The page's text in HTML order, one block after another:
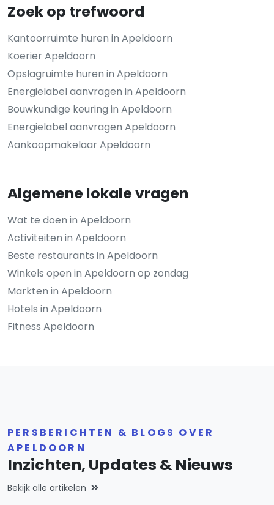
Zoek op trefwoord
Kantoorruimte huren in Apeldoorn
Koerier Apeldoorn
Opslagruimte huren in Apeldoorn
Energielabel aanvragen in Apeldoorn
Bouwkundige keuring in Apeldoorn
Energielabel aanvragen Apeldoorn
Aankoopmakelaar Apeldoorn
Algemene lokale vragen
Wat te doen in Apeldoorn
Activiteiten in Apeldoorn
Beste restaurants in Apeldoorn
Winkels open in Apeldoorn op zondag
Markten in Apeldoorn
Hotels in Apeldoorn
Fitness Apeldoorn
PERSBERICHTEN & BLOGS OVER
APELDOORN
Inzichten, Updates & Nieuws
Bekijk alle artikelen